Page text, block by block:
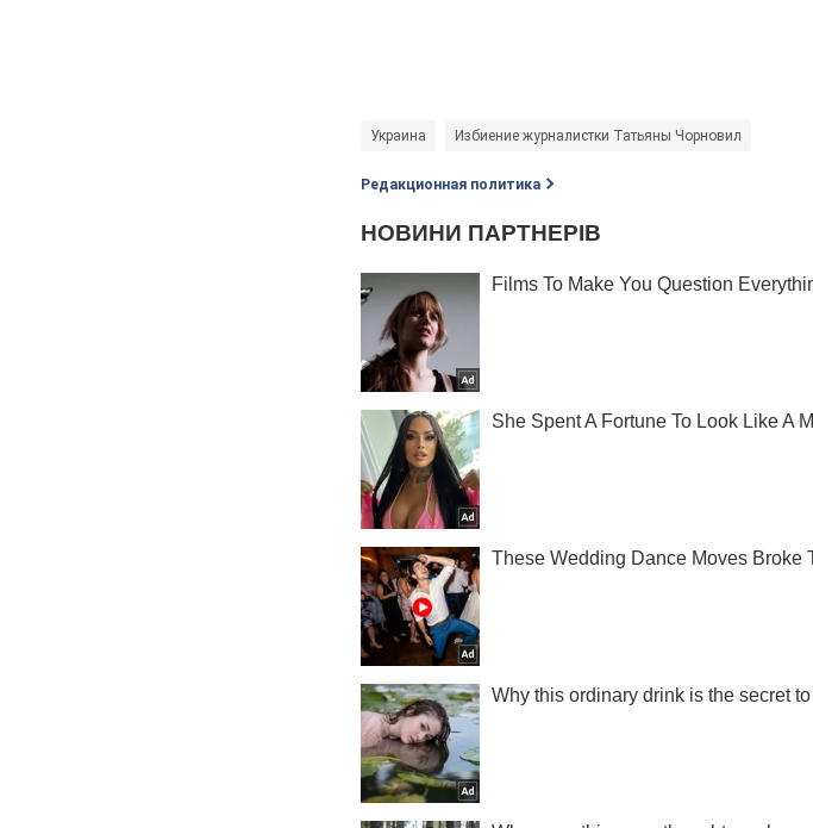
Украина Избиение журналистки Татьяны Чорновил
Редакционная политика